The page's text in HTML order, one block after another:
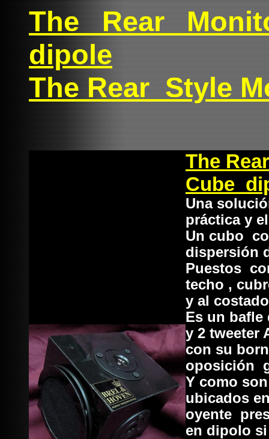
The Rear
dipole
The Rear Style
The
Cube
Una
práctica y
Un cubo
dispersión
Puestos
techo ,
y al
Es un
y 2 tweeter
con su
oposición
Y como
ubicados
oyente
en dipolo si